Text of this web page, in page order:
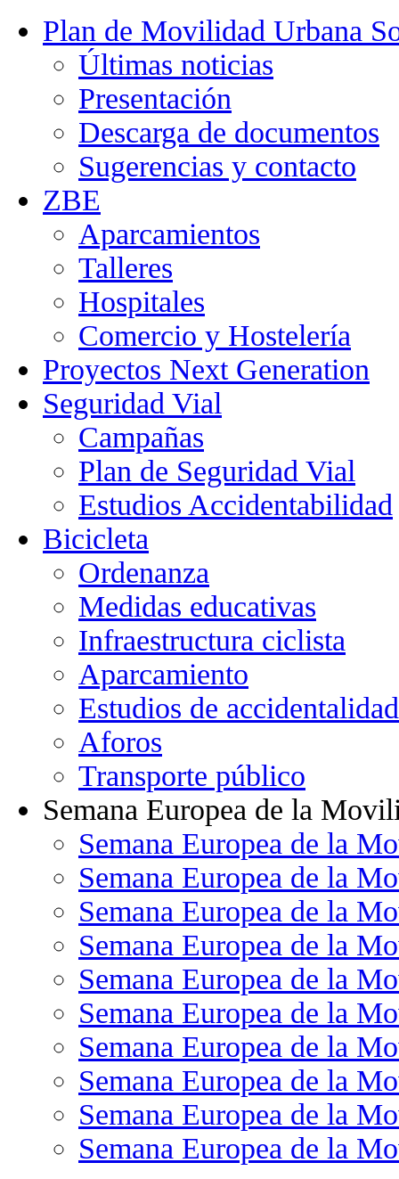
Plan de Movilidad Urbana
Últimas noticias
Presentación
Descarga de documentos
Sugerencias y contacto
ZBE
Aparcamientos
Talleres
Hospitales
Comercio y Hostelería
Proyectos Next Generation
Seguridad Vial
Campañas
Plan de Seguridad Vial
Estudios Accidentabilidad
Bicicleta
Ordenanza
Medidas educativas
Infraestructura ciclista
Aparcamiento
Estudios de accidentalidad
Aforos
Transporte público
Semana Europea de la
Semana Europea de la
Semana Europea de la
Semana Europea de la
Semana Europea de la
Semana Europea de la
Semana Europea de la
Semana Europea de la
Semana Europea de la
Semana Europea de la
Semana Europea de la